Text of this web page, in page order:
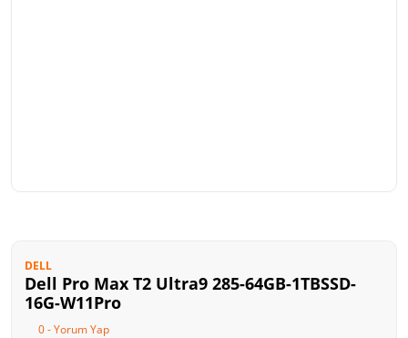
DELL
Dell Pro Max T2 Ultra9 285-64GB-1TBSSD-
16G-W11Pro
0 - Yorum Yap